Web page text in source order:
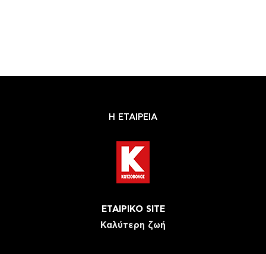
Η ΕΤΑΙΡΕΙΑ
ΕΤΑΙΡΙΚΟ SITE
Καλύτερη ζωή